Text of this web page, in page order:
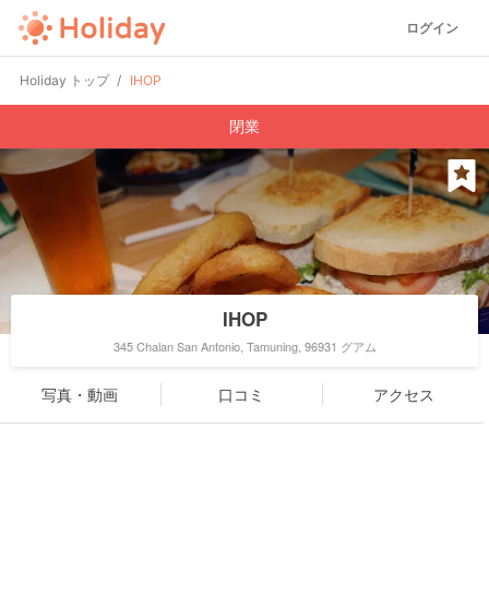
ログイン
Holiday トップ IHOP
閉業
IHOP
345 Chalan San Antonio, Tamuning, 96931 グアム
写真・動画 口コミ アクセス